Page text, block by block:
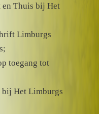
Thuis bij Het
Limburgs
toegang tot
bij Het Limburgs